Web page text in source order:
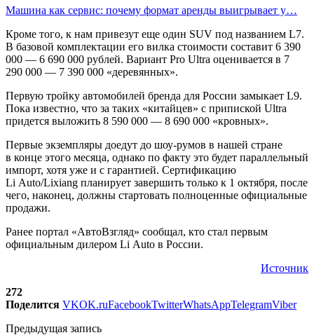
Машина как сервис: почему формат аренды выигрывает у…
Кроме того, к нам привезут еще один SUV под названием L7.
В базовой комплектации его вилка стоимости составит 6 390
000 — 6 690 000 рублей. Вариант Pro Ultra оценивается в 7
290 000 — 7 390 000 «деревянных».
Первую тройку автомобилей бренда для России замыкает L9.
Пока известно, что за таких «китайцев» с припиской Ultra
придется выложить 8 590 000 — 8 690 000 «кровных».
Первые экземпляры доедут до шоу-румов в нашей стране
в конце этого месяца, однако по факту это будет параллельный
импорт, хотя уже и с гарантией. Сертификацию
Li Auto/Lixiang планирует завершить только к 1 октября, после
чего, наконец, должны стартовать полноценные официальные
продажи.
Ранее портал «АвтоВзгляд» сообщал, кто стал первым
официальным дилером Li Auto в России.
Источник
272
Поделится VKOK.ruFacebookTwitterWhatsAppTelegramViber
Предыдущая запись